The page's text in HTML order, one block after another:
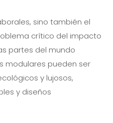
sino también el
crítico del impacto
partes del mundo
modulares pueden ser
y lujosos,
y diseños